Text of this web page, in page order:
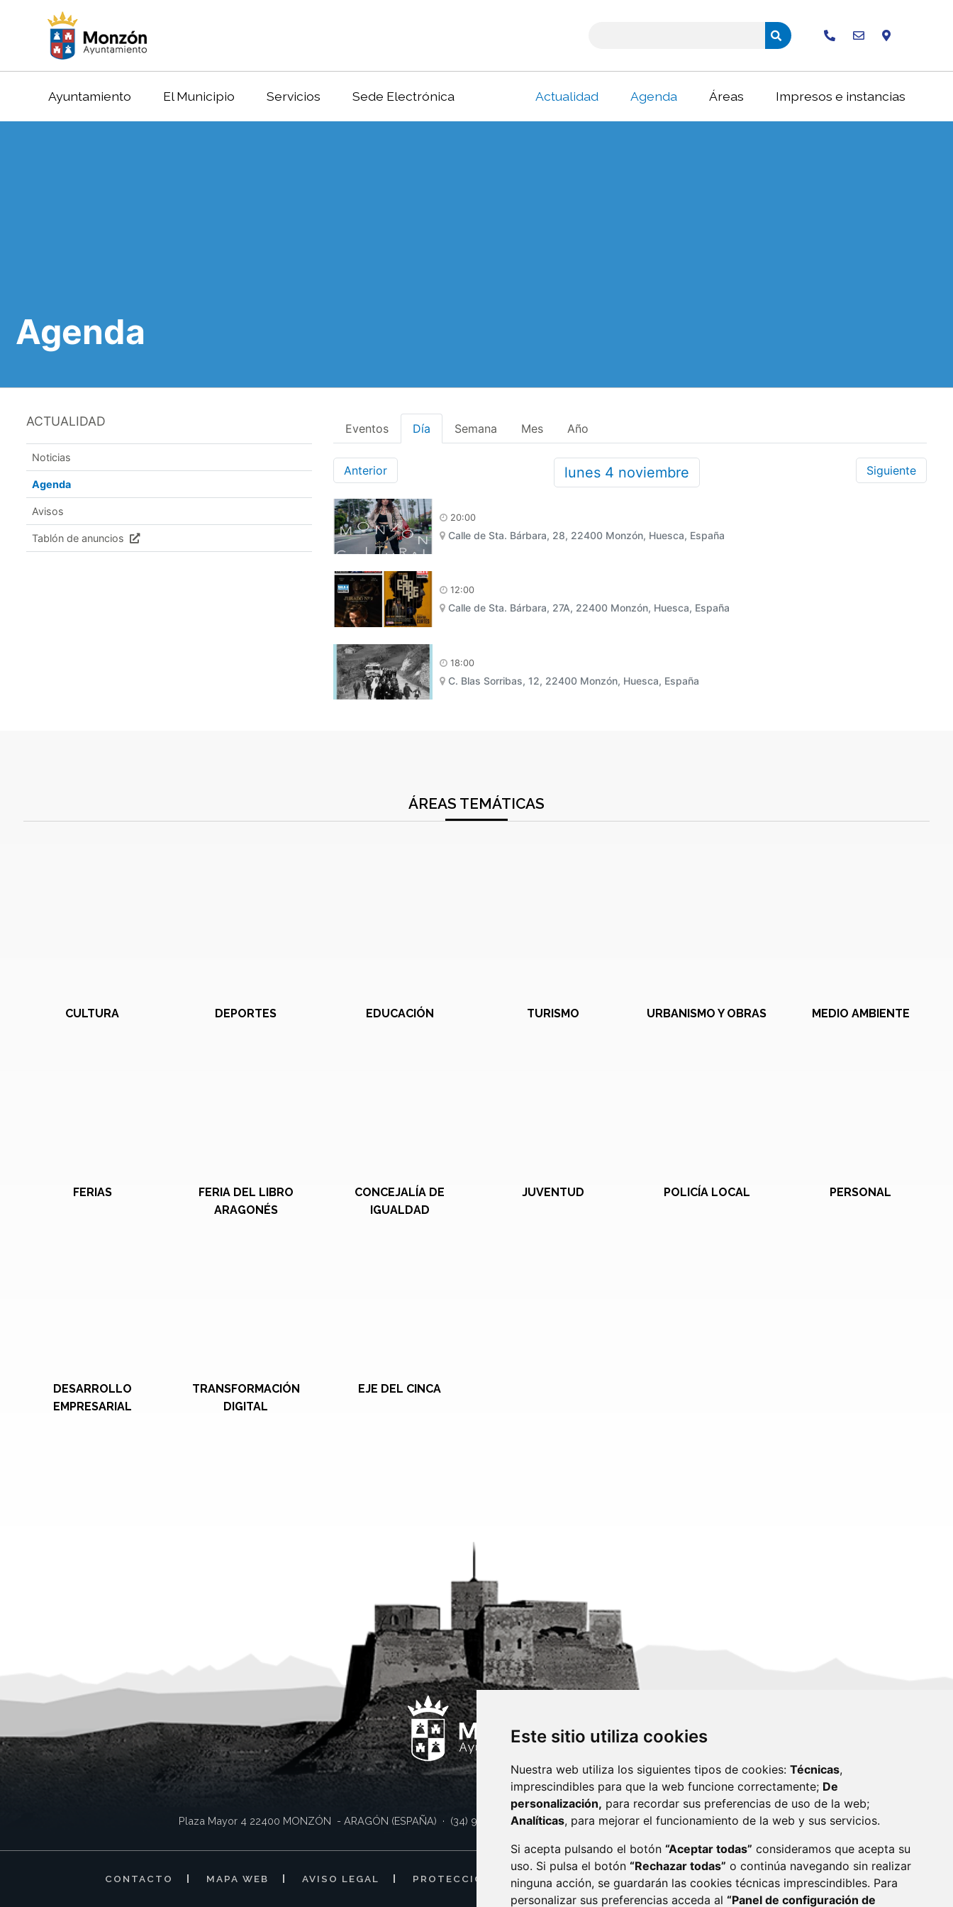
Este sitio utiliza cookies
Nuestra web utiliza los siguientes tipos de cookies: Técnicas,
imprescindibles para que la web funcione correctamente; De
personalización, para recordar sus preferencias de uso de la web;
Analíticas, para mejorar el funcionamiento de la web y sus servicios.
Si acepta pulsando el botón “Aceptar todas” consideramos que acepta su
uso. Si pulsa el botón “Rechazar todas” o continúa navegando sin realizar
ninguna acción, se guardarán las cookies técnicas imprescindibles. Para
personalizar sus preferencias acceda al “Panel de configuración de
Ayuntamiento El Municipio Servicios Sede Electrónica Actualidad Agenda Áreas Impresos e instancias
Agenda
ACTUALIDAD
Noticias
Agenda
Avisos
Tablón de anuncios
Eventos Día Semana Mes Año
Anterior lunes 4 noviembre Siguiente
20:00
Calle de Sta. Bárbara, 28, 22400 Monzón, Huesca, España
12:00
Calle de Sta. Bárbara, 27A, 22400 Monzón, Huesca, España
18:00
C. Blas Sorribas, 12, 22400 Monzón, Huesca, España
ÁREAS TEMÁTICAS
CULTURA DEPORTES EDUCACIÓN TURISMO URBANISMO Y OBRAS MEDIO AMBIENTE
FERIAS
FERIA DEL LIBRO
ARAGONÉS
CONCEJALÍA DE
IGUALDAD
JUVENTUD POLICÍA LOCAL PERSONAL
DESARROLLO
EMPRESARIAL
TRANSFORMACIÓN
DIGITAL
EJE DEL CINCA
Plaza Mayor 4 22400 MONZÓN - ARAGÓN (ESPAÑA) · (34) 974 400 700 ·sac@monzon.es monzon.es
CONTACTO MAPA WEB AVISO LEGAL PROTECCIÓN DE DATOS POLÍTICA DE COOKIES
ACCESIBILIDAD